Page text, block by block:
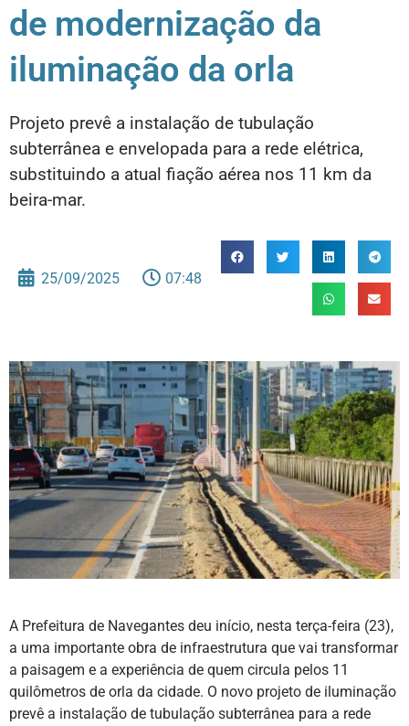
de modernização da
iluminação da orla
Projeto prevê a instalação de tubulação
subterrânea e envelopada para a rede elétrica,
substituindo a atual fiação aérea nos 11 km da
beira-mar.
25/09/2025 07:48
A Prefeitura de Navegantes deu início, nesta terça-feira (23),
a uma importante obra de infraestrutura que vai transformar
a paisagem e a experiência de quem circula pelos 11
quilômetros de orla da cidade. O novo projeto de iluminação
prevê a instalação de tubulação subterrânea para a rede